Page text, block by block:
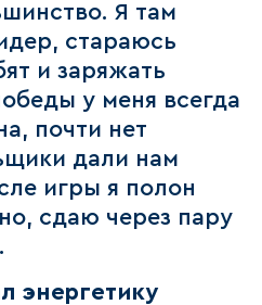
Я там
стараюсь
и заряжать
у меня всегда
почти нет
дали нам
игры я полон
сдаю через пару
энергетику